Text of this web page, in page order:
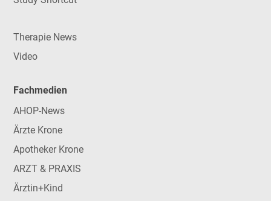
Therapie News
Video
Fachmedien
AHOP-News
Ärzte Krone
Apotheker Krone
ARZT & PRAXIS
Ärztin+Kind